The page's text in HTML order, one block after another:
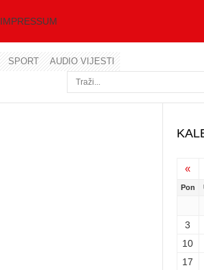
IMPRESSUM
SPORT AUDIO VIJESTI
«
Pon
3
10
17